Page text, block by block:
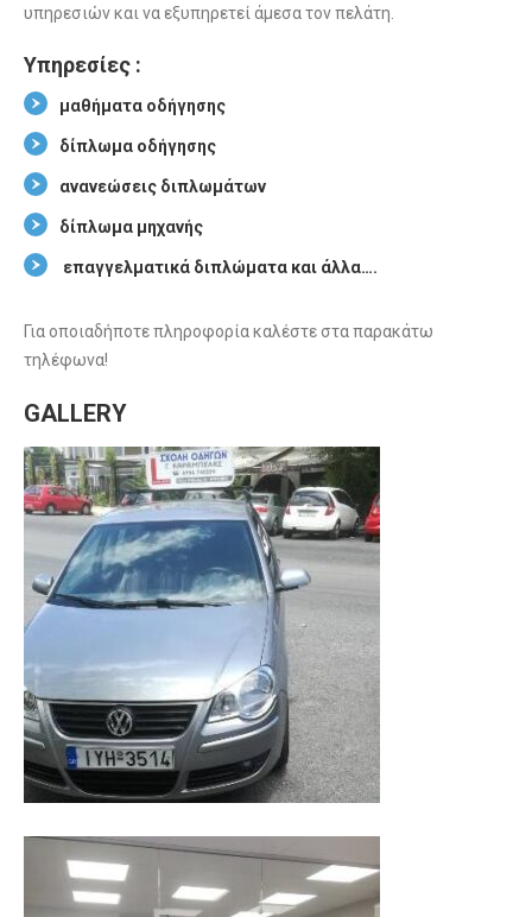
υπηρεσιών και να εξυπηρετεί άμεσα τον πελάτη.
Υπηρεσίες :
μαθήματα οδήγησης
δίπλωμα οδήγησης
ανανεώσεις διπλωμάτων
δίπλωμα μηχανής
επαγγελματικά διπλώματα και άλλα….
Για οποιαδήποτε πληροφορία καλέστε στα παρακάτω
τηλέφωνα!
GALLERY